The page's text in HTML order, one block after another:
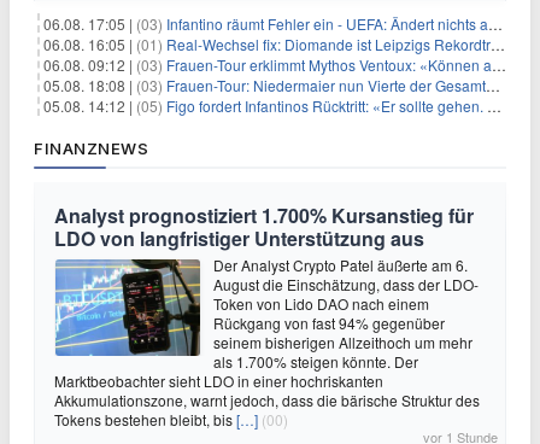
06.08. 17:05 | (03) Infantino räumt Fehler ein - UEFA: Ändert nichts an Boykott
06.08. 16:05 | (01) Real-Wechsel fix: Diomande ist Leipzigs Rekordtransfer
06.08. 09:12 | (03) Frauen-Tour erklimmt Mythos Ventoux: «Können alles schaffen»
05.08. 18:08 | (03) Frauen-Tour: Niedermaier nun Vierte der Gesamtwertung
05.08. 14:12 | (05) Figo fordert Infantinos Rücktritt: «Er sollte gehen. Jetzt»
FINANZNEWS
Analyst prognostiziert 1.700% Kursanstieg für
LDO von langfristiger Unterstützung aus
Der Analyst Crypto Patel äußerte am 6.
August die Einschätzung, dass der LDO-
Token von Lido DAO nach einem
Rückgang von fast 94% gegenüber
seinem bisherigen Allzeithoch um mehr
als 1.700% steigen könnte. Der
Marktbeobachter sieht LDO in einer hochriskanten
Akkumulationszone, warnt jedoch, dass die bärische Struktur des
Tokens bestehen bleibt, bis[…] (00)
vor 1 Stunde